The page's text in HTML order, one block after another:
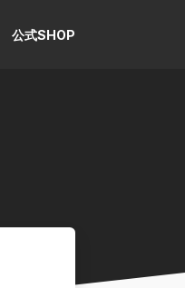
公式SHOP